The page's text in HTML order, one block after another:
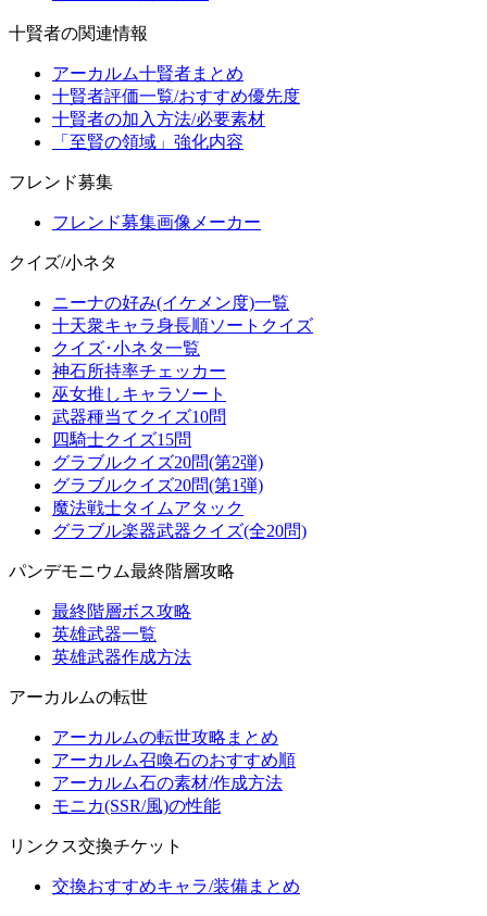
十賢者の関連情報
アーカルム十賢者まとめ
十賢者評価一覧/おすすめ優先度
十賢者の加入方法/必要素材
「至賢の領域」強化内容
フレンド募集
フレンド募集画像メーカー
クイズ/小ネタ
ニーナの好み(イケメン度)一覧
十天衆キャラ身長順ソートクイズ
クイズ･小ネタ一覧
神石所持率チェッカー
巫女推しキャラソート
武器種当てクイズ10問
四騎士クイズ15問
グラブルクイズ20問(第2弾)
グラブルクイズ20問(第1弾)
魔法戦士タイムアタック
グラブル楽器武器クイズ(全20問)
パンデモニウム最終階層攻略
最終階層ボス攻略
英雄武器一覧
英雄武器作成方法
アーカルムの転世
アーカルムの転世攻略まとめ
アーカルム召喚石のおすすめ順
アーカルム石の素材/作成方法
モニカ(SSR/風)の性能
リンクス交換チケット
交換おすすめキャラ/装備まとめ